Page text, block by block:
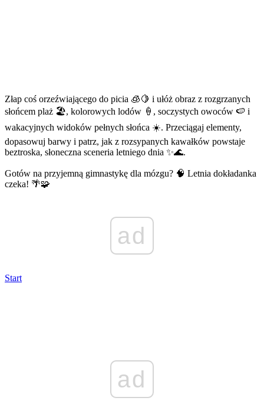
Złap coś orzeźwiającego do picia 🧊🍋 i ułóż obraz z rozgrzanych
słońcem plaż 🏖️, kolorowych lodów 🍦, soczystych owoców 🍉 i
wakacyjnych widoków pełnych słońca ☀️. Przeciągaj elementy,
dopasowuj barwy i patrz, jak z rozsypanych kawałków powstaje
beztroska, słoneczna sceneria letniego dnia ✨🌊.
Gotów na przyjemną gimnastykę dla mózgu? 🧠 Letnia dokładanka
czeka! 🌴🧩
ad
Start
ad